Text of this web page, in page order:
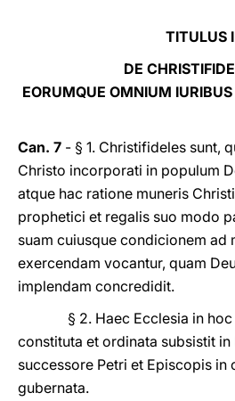
TITULUS I
DE
EORUMQUE OMNIUM
Can. 7 - § 1. Christifideles sunt,
Christo incorporati in populum
atque hac ratione muneris
prophetici et regalis suo modo
suam cuiusque condicionem ad
exercendam vocantur, quam
implendam concredidit.
§ 2. Haec Ecclesia in hoc
constituta et ordinata subsistit
successore Petri et Episcopis in
gubernata.